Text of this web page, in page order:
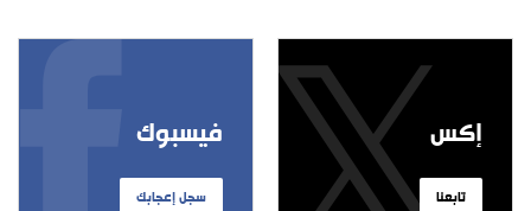
فيسبوك
سجل إعجابك
إكس
تابعنا